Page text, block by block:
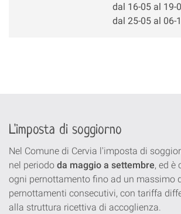
dal 16-05 al 19-
dal 25-05 al 06-
L'imposta di soggiorno
Nel Comune di Cervia l'imposta di
nel periodo da maggio a settembre, ed è
ogni pernottamento fino ad un massimo
pernottamenti consecutivi, con tariffa
alla struttura ricettiva di accoglienza.